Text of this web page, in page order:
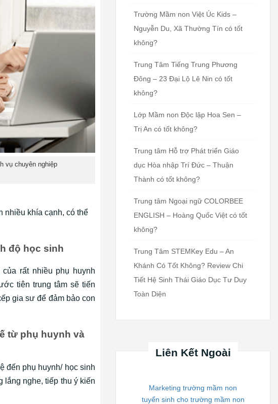
vụ chuyên nghiệp
nhiều khía cạnh, có thể
độ học sinh
của rất nhiều phụ huynh
tiên trung tâm sẽ tiến
gia sư để đảm bảo con
từ phụ huynh và
đến phụ huynh/ học sinh
lắng nghe, tiếp thu ý kiến
Trường Mầm non Việt Úc Kids –
Nguyễn Du, Xã Thường Tín có tốt
không?
Trung Tâm Tiếng Trung Phương
Đông – 23 Đại Lộ Lê Nin có tốt
không?
Lớp Mầm non Độc lập Hoa Sen –
Trị An có tốt không?
Trung tâm Hỗ trợ Phát triển Giáo
dục Hòa nhập Trí Đức – Thuận
Thành có tốt không?
Trung tâm Ngoại ngữ COLORBEE
ENGLISH – Hoàng Quốc Việt có tốt
không?
Trung Tâm STEMKey Edu – An
Khánh Có Tốt Không? Review Chi
Tiết Hệ Sinh Thái Giáo Dục Tư Duy
Toàn Diện
Liên Kết Ngoài
Marketing trường mầm non
tuyển sinh cho trường mầm non